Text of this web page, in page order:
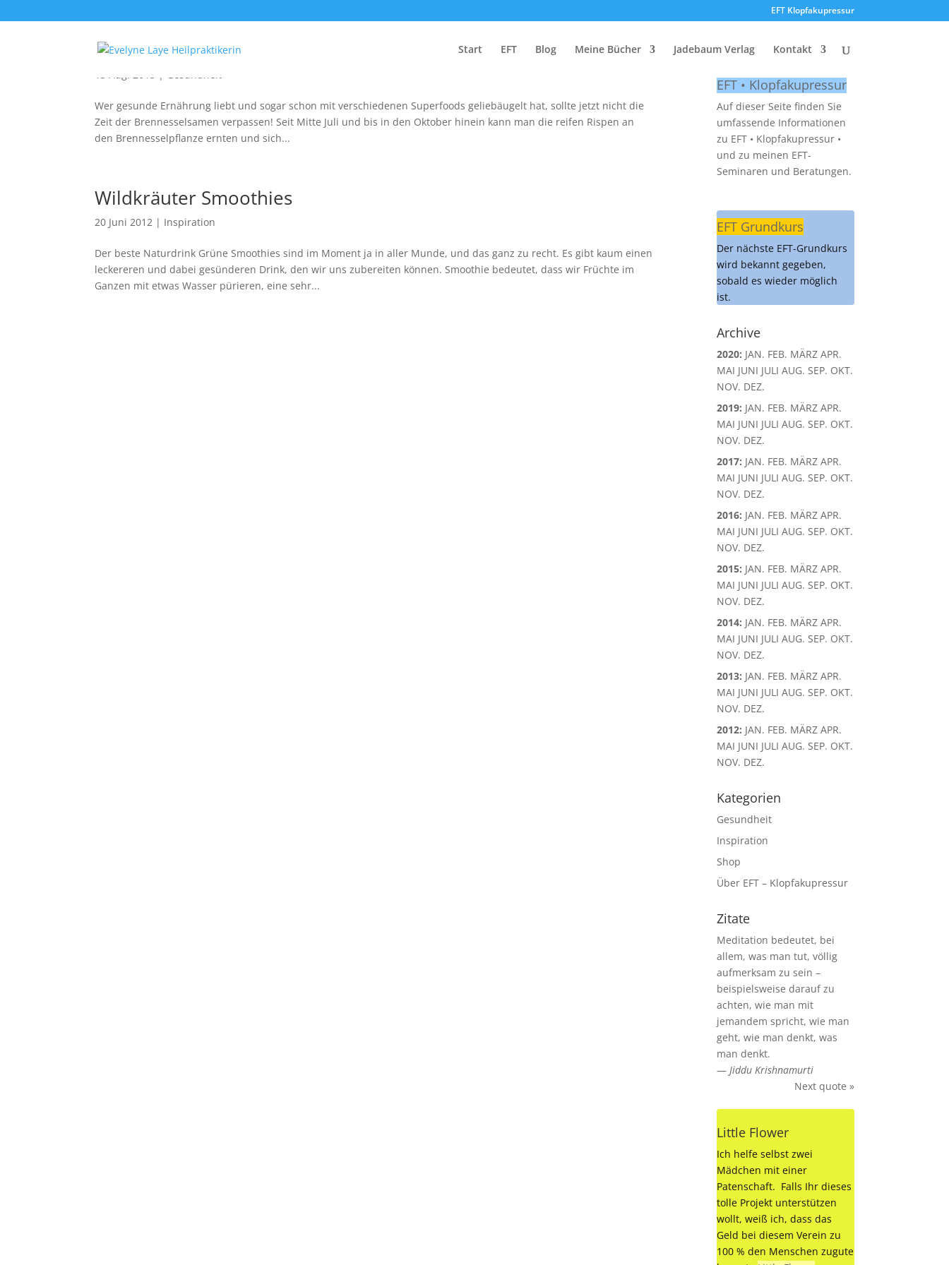
EFT Klopfakupressur
Start EFT Blog Meine Bücher Jadebaum Verlag Kontakt
Jetzt ist die Zeit für Brennesselsamen!
13 Aug. 2015 | Gesundheit
Wer gesunde Ernährung liebt und sogar schon mit verschiedenen Superfoods geliebäugelt hat, sollte jetzt nicht die
Zeit der Brennesselsamen verpassen! Seit Mitte Juli und bis in den Oktober hinein kann man die reifen Rispen an
den Brennesselpflanze ernten und sich...
Wildkräuter Smoothies
20 Juni 2012 | Inspiration
Der beste Naturdrink Grüne Smoothies sind im Moment ja in aller Munde, und das ganz zu recht. Es gibt kaum einen
leckereren und dabei gesünderen Drink, den wir uns zubereiten können. Smoothie bedeutet, dass wir Früchte im
Ganzen mit etwas Wasser pürieren, eine sehr...
EFT • Klopfakupressur
Auf dieser Seite finden Sie
umfassende Informationen
zu EFT • Klopfakupressur •
und zu meinen EFT-
Seminaren und Beratungen.
EFT Grundkurs
Der nächste EFT-Grundkurs
wird bekannt gegeben,
sobald es wieder möglich
ist.
Archive
2020: JAN. FEB. MÄRZ APR.
MAI JUNI JULI AUG. SEP. OKT.
NOV. DEZ.
2019: JAN. FEB. MÄRZ APR.
MAI JUNI JULI AUG. SEP. OKT.
NOV. DEZ.
2017: JAN. FEB. MÄRZ APR.
MAI JUNI JULI AUG. SEP. OKT.
NOV. DEZ.
2016: JAN. FEB. MÄRZ APR.
MAI JUNI JULI AUG. SEP. OKT.
NOV. DEZ.
2015: JAN. FEB. MÄRZ APR.
MAI JUNI JULI AUG. SEP. OKT.
NOV. DEZ.
2014: JAN. FEB. MÄRZ APR.
MAI JUNI JULI AUG. SEP. OKT.
NOV. DEZ.
2013: JAN. FEB. MÄRZ APR.
MAI JUNI JULI AUG. SEP. OKT.
NOV. DEZ.
2012: JAN. FEB. MÄRZ APR.
MAI JUNI JULI AUG. SEP. OKT.
NOV. DEZ.
Kategorien
Gesundheit
Inspiration
Shop
Über EFT – Klopfakupressur
Zitate
Meditation bedeutet, bei
allem, was man tut, völlig
aufmerksam zu sein –
beispielsweise darauf zu
achten, wie man mit
jemandem spricht, wie man
geht, wie man denkt, was
man denkt.
—Jiddu Krishnamurti
Next quote »
Little Flower
Ich helfe selbst zwei
Mädchen mit einer
Patenschaft. Falls Ihr dieses
tolle Projekt unterstützen
wollt, weiß ich, dass das
Geld bei diesem Verein zu
100 % den Menschen zugute